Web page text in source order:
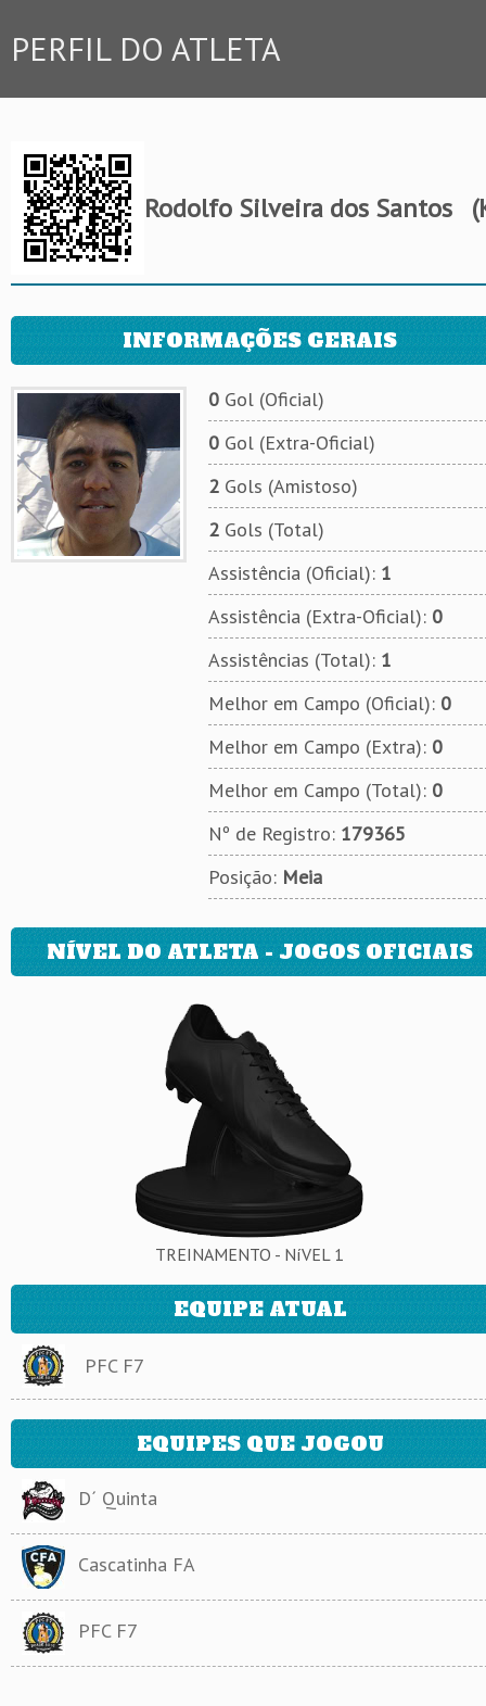
PERFIL DO ATLETA
Rodolfo Silveira dos Santos
INFORMAÇÕES GERAIS
0Gol (Oficial)
0Gol (Extra-Oficial)
2Gols (Amistoso)
2Gols (Total)
Assistência (Oficial): 1
Assistência (Extra-Oficial): 0
Assistências (Total): 1
Melhor em Campo (Oficial): 0
Melhor em Campo (Extra): 0
Melhor em Campo (Total): 0
Nº de Registro: 179365
Posição: Meia
NÍVEL DO ATLETA - JOGOS OFICIAIS
TREINAMENTO - NíVEL 1
EQUIPE ATUAL
PFC F7
EQUIPES QUE JOGOU
D´ Quinta
Cascatinha FA
PFC F7